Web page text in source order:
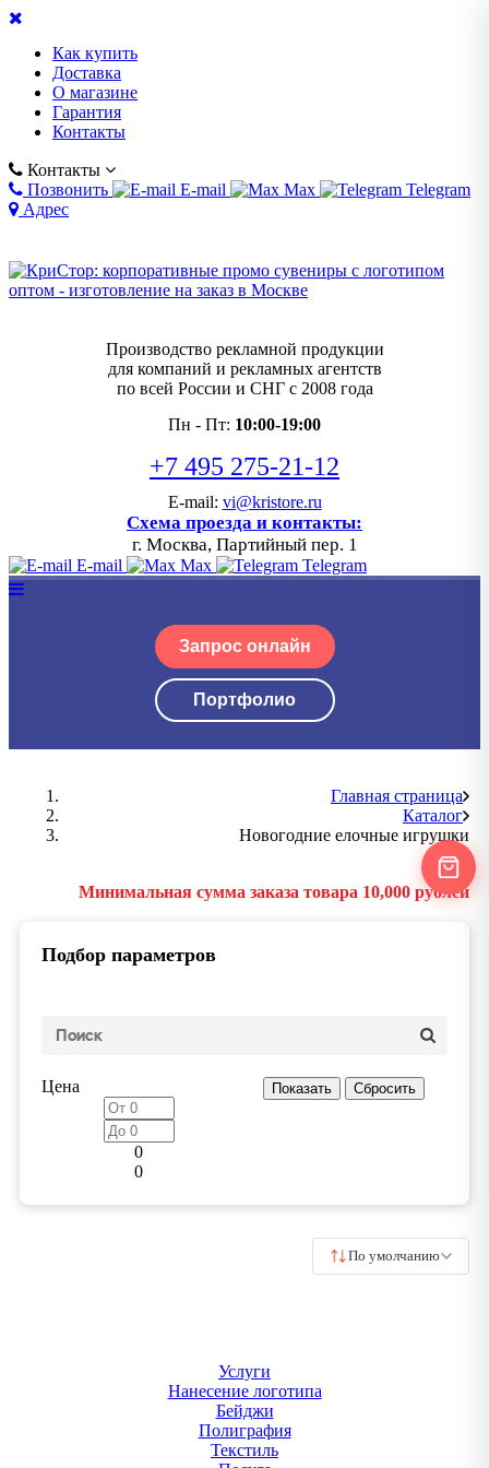
Как купить
Доставка
О магазине
Гарантия
Контакты
Контакты
Позвонить
E-mail Max
Telegram
Адрес
Производство рекламной продукции
для компаний и рекламных агентств
по всей России и СНГ с 2008 года
Пн - Пт: 10:00-19:00
+7 495 275-21-12
E-mail: vi@kristore.ru
Схема проезда и контакты:
г. Москва, Партийный пер. 1
E-mail Max Telegram
Запрос онлайн
Портфолио
Главная страница
Каталог
Новогодние елочные игрушки
Минимальная сумма заказа товара 10,000 рублей
Подбор параметров
Цена
0
0
По умолчанию
Услуги
Нанесение логотипа
Бейджи
Полиграфия
Текстиль